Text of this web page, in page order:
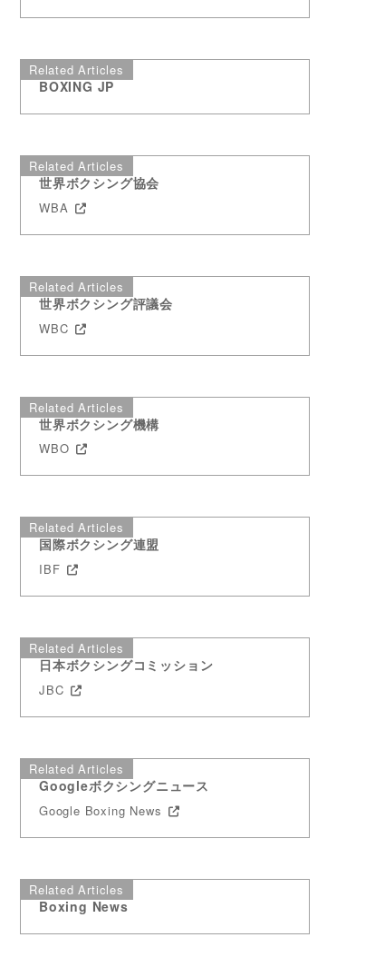
Related Articles
BOXING JP
Related Articles
世界ボクシング協会
WBA
Related Articles
世界ボクシング評議会
WBC
Related Articles
世界ボクシング機構
WBO
Related Articles
国際ボクシング連盟
IBF
Related Articles
日本ボクシングコミッション
JBC
Related Articles
Googleボクシングニュース
Google Boxing News
Related Articles
Boxing News